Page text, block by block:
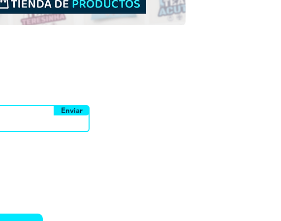
PNG
Enviar